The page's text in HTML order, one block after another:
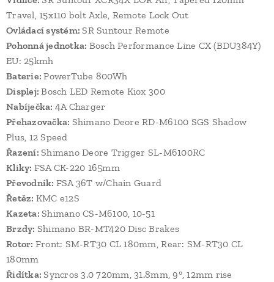
Travel, 15x110 bolt Axle, Remote Lock Out
Ovládací systém: SR Suntour Remote
Pohonná jednotka: Bosch Performance Line CX (BDU384Y)
EU: 25kmh
Baterie:PowerTube 800Wh
Displej:Bosch LED Remote Kiox 300
Nabíječka: 4A Charger
Přehazovačka: Shimano Deore RD-M6100 SGS Shadow
Plus, 12 Speed
Řazení: Shimano Deore Trigger SL-M6100RC
Kliky: FSA CK-220 165mm
Převodník: FSA 36T w/Chain Guard
Řetěz: KMC e12S
Kazeta: Shimano CS-M6100, 10-51
Brzdy: Shimano BR-MT420 Disc Brakes
Rotor: Front: SM-RT30 CL 180mm, Rear: SM-RT30 CL
180mm
Řidítka: Syncros 3.0 720mm, 31.8mm, 9°, 12mm rise